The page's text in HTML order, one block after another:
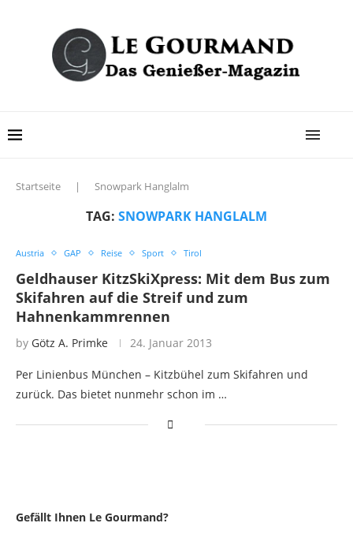
Startseite | Snowpark Hanglalm
TAG: SNOWPARK HANGLALM
Austria GAP Reise Sport Tirol
Geldhauser KitzSkiXpress: Mit dem Bus zum
Skifahren auf die Streif und zum
Hahnenkammrennen
by Götz A. Primke 24. Januar 2013
Per Linienbus München – Kitzbühel zum Skifahren und
zurück. Das bietet nunmehr schon im …
Gefällt Ihnen Le Gourmand?